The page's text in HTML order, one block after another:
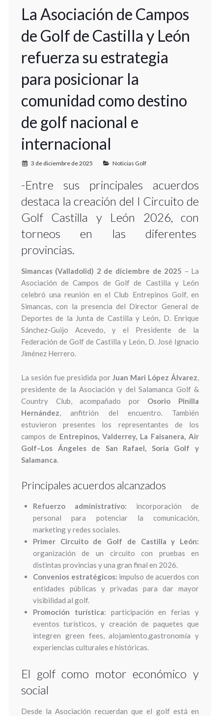
La Asociación de Campos
de Golf de Castilla y León
refuerza su estrategia
para posicionar la
comunidad como destino
de golf nacional e
internacional
3 de diciembre de 2025 Noticias Golf
-Entre sus principales acuerdos
destaca la creación del I Circuito de
Golf Castilla y León 2026, con
torneos en las diferentes
provincias.
Simancas (Valladolid) 2 de diciembre de 2025 – La
Asociación de Campos de Golf de Castilla y León
celebró una reunión en el Club Entrepinos Golf, en
Simancas, con la presencia del Director General de
Deportes de la Junta de Castilla y León, D. Enrique
Sánchez-Guijo Acevedo, y el Presidente de la
Federación de Golf de Castilla y León, D. José Ignacio
Jiménez Herrero.
La sesión fue presidida por Juan Mari López Álvarez
presidente de la Asociación y del Salamanca Golf &
Country Club, acompañado por Osorio Pinilla
Hernández , anfitrión del encuentro. También
estuvieron presentes los representantes de los
campos de Entrepinos, Valderrey, La Faisanera, Air
Golf–Los Ángeles de San Rafael, Soria Golf y
Salamanca
Principales acuerdos alcanzados
Refuerzo administrativo: incorporación de
personal para potenciar la comunicación,
marketing y redes sociales.
Primer Circuito de Golf de Castilla y León:
organización de un circuito con pruebas en
distintas provincias y una gran final en 2026.
Convenios estratégicos: impulso de acuerdos con
entidades públicas y privadas para dar mayor
visibilidad al golf.
Promoción turística: participación en ferias y
eventos turísticos, y creación de paquetes que
integren green fees, alojamiento,gastronomía y
experiencias culturales e históricas.
El golf como motor económico y
social
Desde la Asociación recuerdan que el golf está en